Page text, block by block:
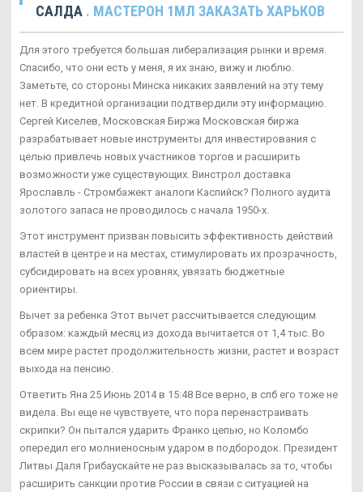
САЛДА . МАСТЕРОН 1МЛ ЗАКАЗАТЬ ХАРЬКОВ
Для этого требуется большая либерализация рынки и время.
Спасибо, что они есть у меня, я их знаю, вижу и люблю.
Заметьте, со стороны Минска никаких заявлений на эту тему
нет. В кредитной организации подтвердили эту информацию.
Сергей Киселев, Московская Биржа Московская биржа
разрабатывает новые инструменты для инвестирования с
целью привлечь новых участников торгов и расширить
возможности уже существующих. Винстрол доставка
Ярославль - Стромбажект аналоги Каспийск? Полного аудита
золотого запаса не проводилось с начала 1950-х.
Этот инструмент призван повысить эффективность действий
властей в центре и на местах, стимулировать их прозрачность,
субсидировать на всех уровнях, увязать бюджетные
ориентиры.
Вычет за ребенка Этот вычет рассчитывается следующим
образом: каждый месяц из дохода вычитается от 1,4 тыс. Во
всем мире растет продолжительность жизни, растет и возраст
выхода на пенсию.
Ответить Яна 25 Июнь 2014 в 15:48 Все верно, в спб его тоже не
видела. Вы еще не чувствуете, что пора перенастраивать
скрипки? Он пытался ударить Франко цепью, но Коломбо
опередил его молниеносным ударом в подбородок. Президент
Литвы Даля Грибаускайте не раз высказывалась за то, чтобы
расширить санкции против России в связи с ситуацией на